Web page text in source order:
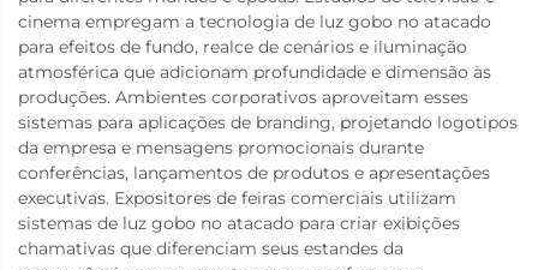
cinema empregam a tecnologia de luz gobo no atacado
para efeitos de fundo, realce de cenários e iluminação
atmosférica que adicionam profundidade e dimensão às
produções. Ambientes corporativos aproveitam esses
sistemas para aplicações de branding, projetando logotipos
da empresa e mensagens promocionais durante
conferências, lançamentos de produtos e apresentações
executivas. Expositores de feiras comerciais utilizam
sistemas de luz gobo no atacado para criar exibições
chamativas que diferenciam seus estandes da